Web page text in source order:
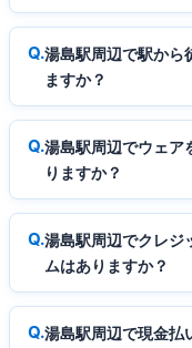
湯島駅周辺で駅から
ますか？
湯島駅周辺でウェア
りますか？
湯島駅周辺でクレジ
ムはありますか？
湯島駅周辺で現金払